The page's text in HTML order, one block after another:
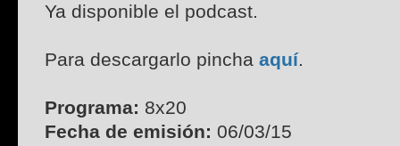
Ya disponible el podcast.
Para descargarlo pincha aquí.
Programa: 8x20
Fecha de emisión: 06/03/15